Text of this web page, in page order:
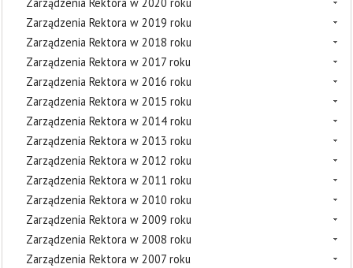
Zarządzenia Rektora w 2019 roku
Zarządzenia Rektora w 2018 roku
Zarządzenia Rektora w 2017 roku
Zarządzenia Rektora w 2016 roku
Zarządzenia Rektora w 2015 roku
Zarządzenia Rektora w 2014 roku
Zarządzenia Rektora w 2013 roku
Zarządzenia Rektora w 2012 roku
Zarządzenia Rektora w 2011 roku
Zarządzenia Rektora w 2010 roku
Zarządzenia Rektora w 2009 roku
Zarządzenia Rektora w 2008 roku
Zarządzenia Rektora w 2007 roku